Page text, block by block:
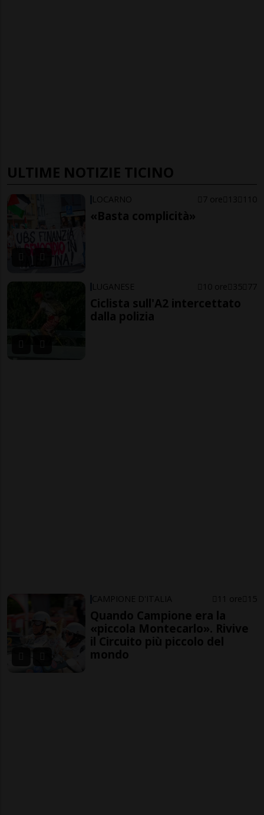
ULTIME NOTIZIE TICINO
LOCARNO 7 ore 13 110
«Basta complicità»
LUGANESE 10 ore 35 77
Ciclista sull'A2 intercettato
dalla polizia
CAMPIONE D'ITALIA 11 ore 15
Quando Campione era la
«piccola Montecarlo». Rivive
il Circuito più piccolo del
mondo